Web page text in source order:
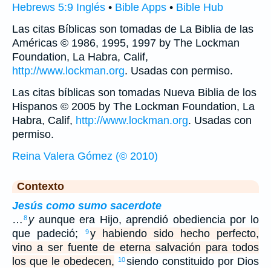
Hebrews 5:9 Inglés • Bible Apps • Bible Hub
Las citas Bíblicas son tomadas de La Biblia de las
Américas © 1986, 1995, 1997 by The Lockman
Foundation, La Habra, Calif,
http://www.lockman.org. Usadas con permiso.
Las citas bíblicas son tomadas Nueva Biblia de los
Hispanos © 2005 by The Lockman Foundation, La
Habra, Calif, http://www.lockman.org. Usadas con
permiso.
Reina Valera Gómez (© 2010)
Contexto
Jesús como sumo sacerdote
… 8 yaunque era Hijo, aprendió obediencia por lo
que padeció;
9y habiendo sido hecho perfecto,
vino a ser fuente de eterna salvación para todos
los que le obedecen,
10 siendo constituido por Dios